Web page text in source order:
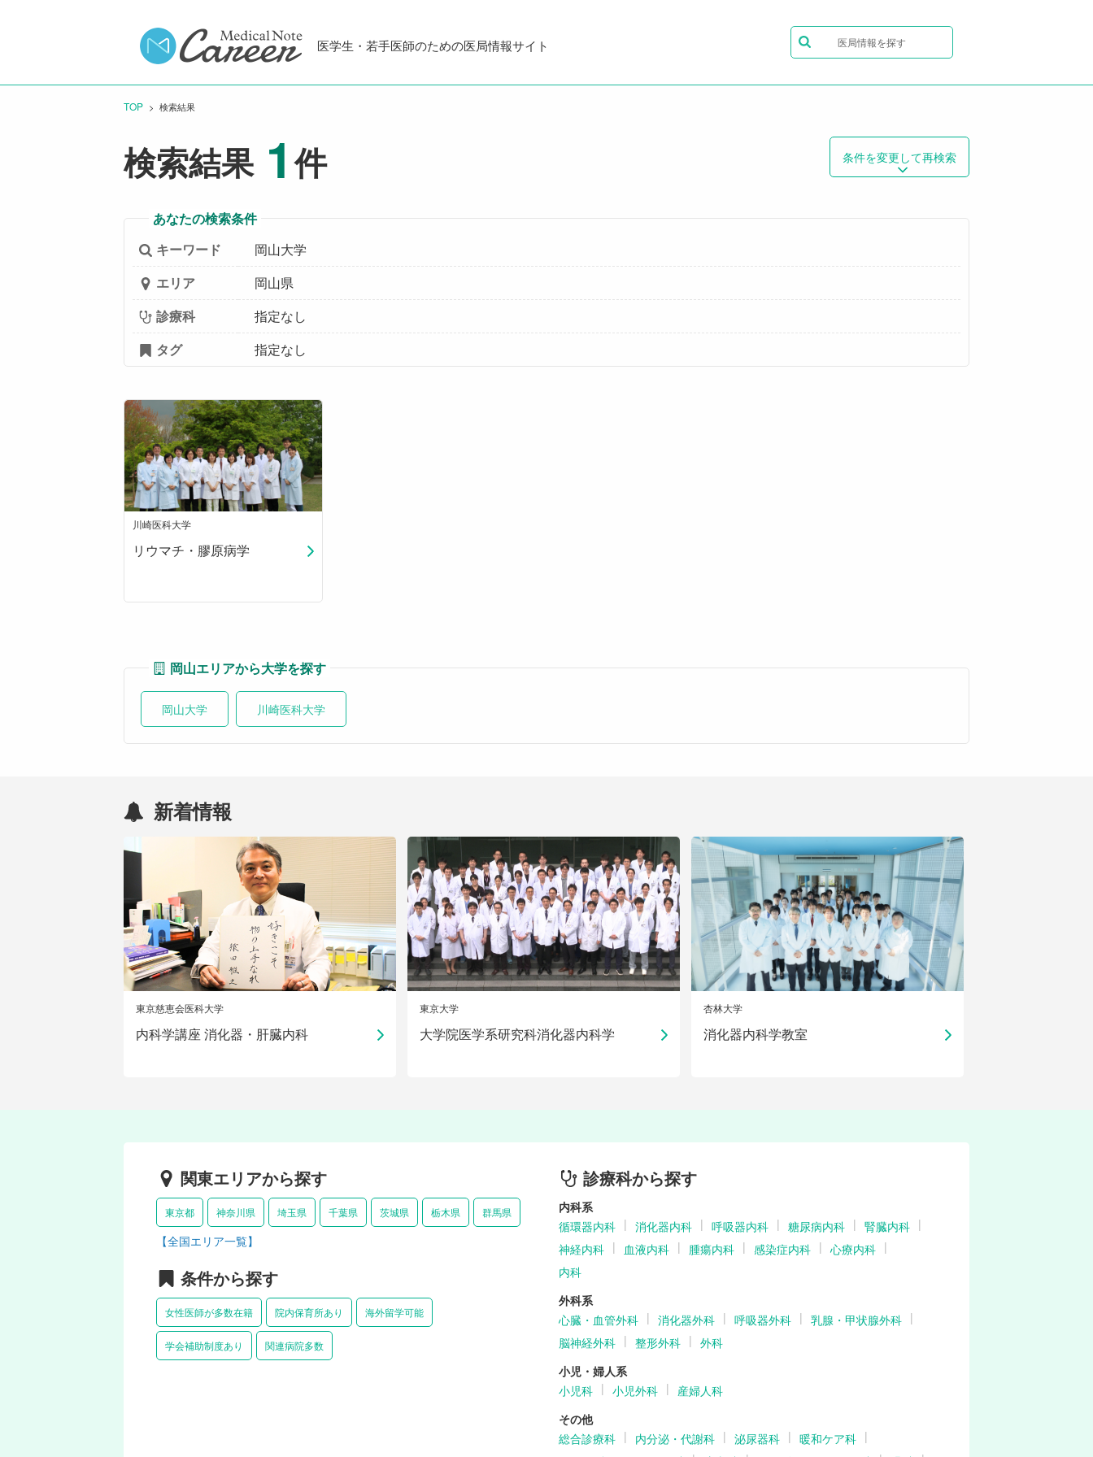
医学生・若手医師のための医局情報サイト 医局情報を探す
TOP CURRENT:
検索結果
検索結果 1 件 条件を変更して再検索
あなたの検索条件
キーワード
岡山大学
エリア
岡山県
診療科
指定なし
タグ
指定なし
川崎医科大学
リウマチ・膠原病学
岡山エリアから大学を探す
岡山大学 川崎医科大学
新着情報
東京慈恵会医科大学
内科学講座 消化器・肝臓内科
東京大学
大学院医学系研究科消化器内科学
杏林大学
消化器内科学教室
関東エリアから探す
東京都 神奈川県 埼玉県 千葉県 茨城県 栃木県 群馬県
【全国エリア一覧】
条件から探す
女性医師が多数在籍 院内保育所あり 海外留学可能
学会補助制度あり 関連病院多数
診療科から探す
内科系
循環器内科
消化器内科 呼吸器内科 糖尿病内科
腎臓内科
神経内科
血液内科 腫瘍内科 感染症内科
心療内科
内科
外科系
心臓・血管外科
消化器外科 呼吸器外科
乳腺・甲状腺外科
脳神経外科
整形外科
外科
小児・婦人系
小児科
小児外科
産婦人科
その他
総合診療科
内分泌・代謝科 泌尿器科
暖和ケア科